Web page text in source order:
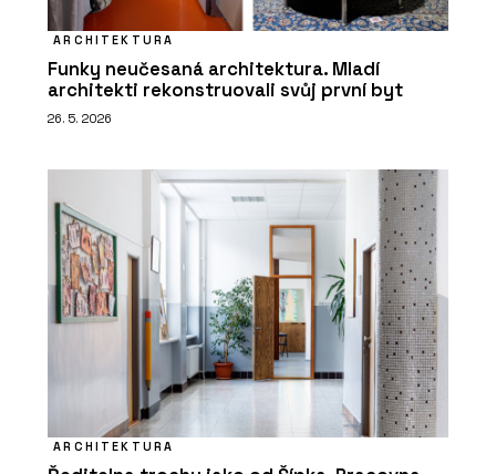
ARCHITEKTURA
Funky neučesaná architektura. Mladí
architekti rekonstruovali svůj první byt
26. 5. 2026
ARCHITEKTURA